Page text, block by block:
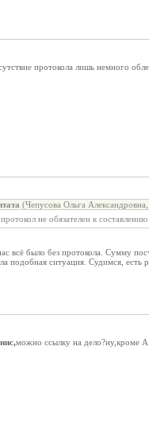
протокола лишь немного
(Чепусова Ольга
не обязателен к
всё было без протокола. Сумму
подобная ситуация. Судимся, есть
можно ссылку на дело?ну,кроме